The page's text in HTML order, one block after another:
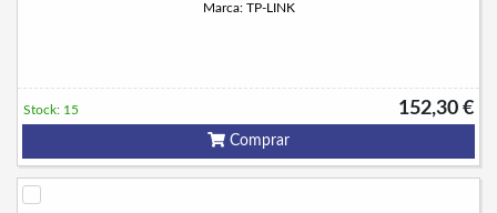
Marca: TP-LINK
152,30 €
Stock: 15
Comprar